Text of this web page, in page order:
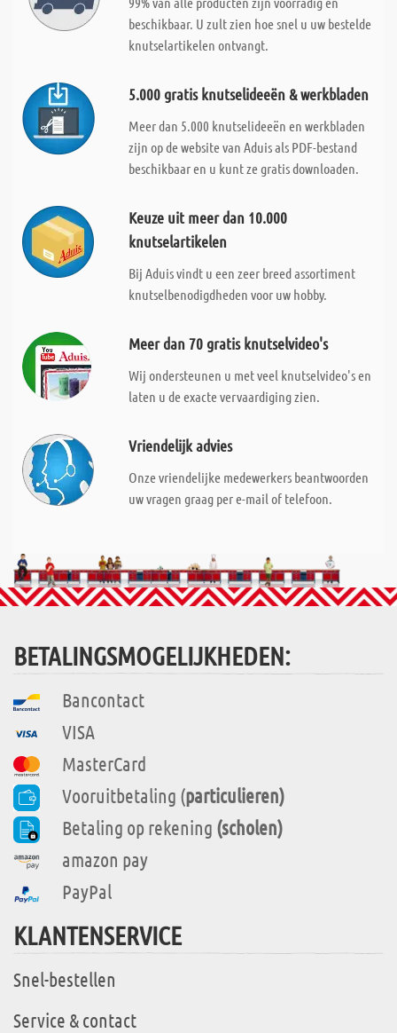
beschikbaar. U zult zien hoe snel u uw bestelde
knutselartikelen ontvangt.
5.000 gratis knutselideeën & werkbladen
Meer dan 5.000 knutselideeën en werkbladen
zijn op de website van Aduis als PDF-bestand
beschikbaar en u kunt ze gratis downloaden.
Keuze uit meer dan 10.000
knutselartikelen
Bij Aduis vindt u een zeer breed assortiment
knutselbenodigdheden voor uw hobby.
Meer dan 70 gratis knutselvideo's
Wij ondersteunen u met veel knutselvideo's en
laten u de exacte vervaardiging zien.
Vriendelijk advies
Onze vriendelijke medewerkers beantwoorden
uw vragen graag per e-mail of telefoon.
BETALINGSMOGELIJKHEDEN:
Bancontact
VISA
MasterCard
Vooruitbetaling (particulieren)
Betaling op rekening (scholen)
amazon pay
PayPal
KLANTENSERVICE
Snel-bestellen
Service & contact